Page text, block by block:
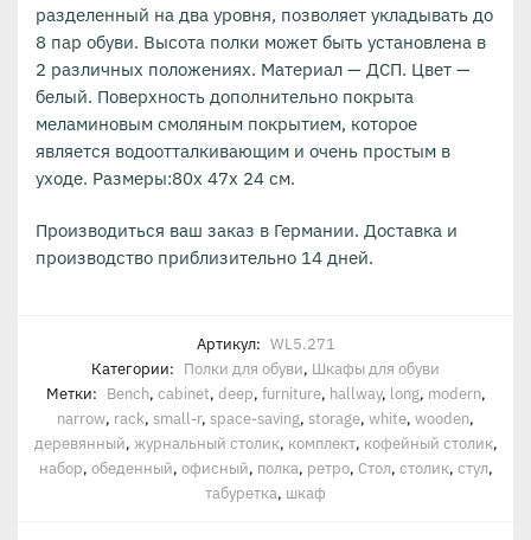
разделенный на два уровня, позволяет укладывать до
8 пар обуви. Высота полки может быть установлена в
2 различных положениях. Материал — ДСП. Цвет —
белый. Поверхность дополнительно покрыта
меламиновым смоляным покрытием, которое
является водоотталкивающим и очень простым в
уходе. Размеры:80х 47х 24 см.
Производиться ваш заказ в Германии. Доставка и
производство приблизительно 14 дней.
Артикул: WL5.271
Категории: Полки для обуви, Шкафы для обуви
Метки: Bench, cabinet, deep, furniture, hallway, long, modern,
narrow, rack, small-r, space-saving, storage, white, wooden,
деревянный, журнальный столик, комплект, кофейный столик,
набор, обеденный, офисный, полка, ретро, Стол, столик, стул,
табуретка, шкаф